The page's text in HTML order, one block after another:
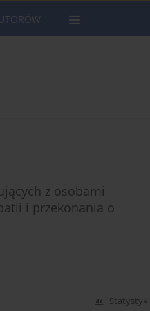
z osobami
i przekonania o
Statystyki